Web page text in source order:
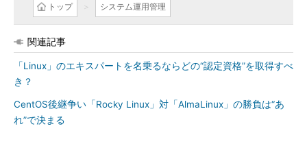
トップ システム運用管理
関連記事
「Linux」のエキスパートを名乗るならどの“認定資格”を取得すべ
き？
CentOS後継争い「Rocky Linux」対「AlmaLinux」の勝負は“あ
れ”で決まる